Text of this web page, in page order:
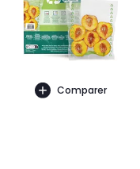
Comparer